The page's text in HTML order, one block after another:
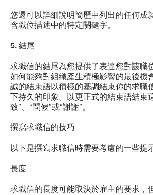
您還可以詳細說明簡歷中列出的任何成
含職位描述中的特定關鍵字。
5. 結尾
求職信的結尾為您提供了表達您對該職
如何能夠對組織產生積極影響的最後機
誠的結束語以積極的基調結束你的求職
下持久的印象。以更正式的結束語結束
致”、“問候”或“謝謝”。
撰寫求職信的技巧
以下是撰寫求職信時需要考慮的一些提
長度
求職信的長度可能取決於雇主的要求，